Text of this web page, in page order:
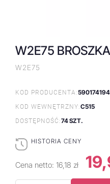
W2E75
W2E75
KOD PRODUCENTA:
KOD WEWNĘTRZNY:C515
DOSTĘPNOŚĆ:74 SZT.
HISTORIA CENY
Cena netto: 16,18 zł